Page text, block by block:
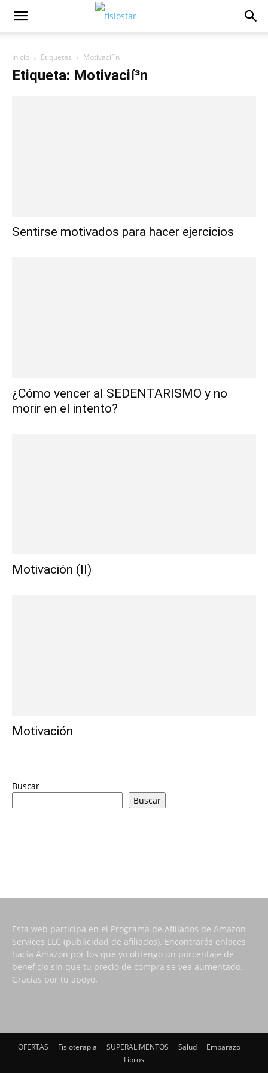
Inicio Etiquetas Motivacií³n
Etiqueta: Motivacií³n
Sentirse motivados para hacer ejercicios
¿Cómo vencer al SEDENTARISMO y no
morir en el intento?
Motivación (II)
Motivación
Buscar
Buscar
Esta web participa en el Programa de Afiliados de Amazon
Services LLC (publicidad de afiliados). Encontrarás enlaces
hacia Amazon por los que yo obtengo un porcentaje de
beneficio sin que tu precio de compra se vea aumentado.
Gracias por tu apoyo.
OFERTAS Fisioterapia SUPERALIMENTOS Salud
Embarazo
Libros